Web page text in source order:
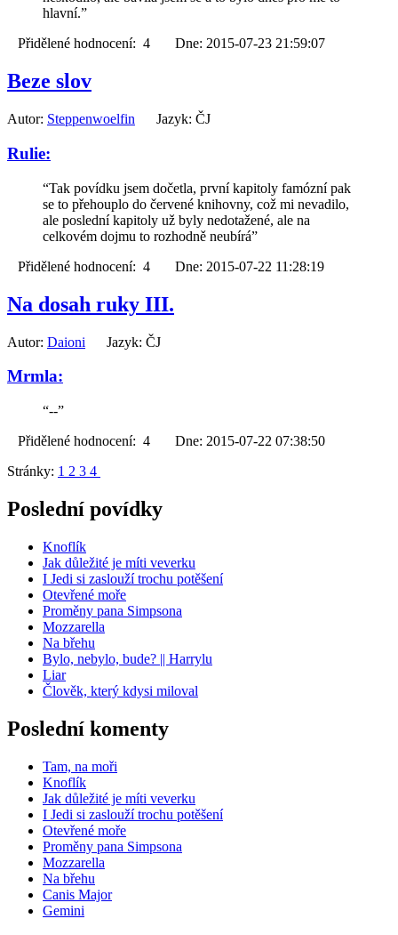
hlavní.”
Přidělené hodnocení: 4 Dne: 2015-07-23 21:59:07
Beze slov
Autor: Steppenwoelfin Jazyk: ČJ
Rulie:
“Tak povídku jsem dočetla, první kapitoly famózní pak
se to přehouplo do červené knihovny, což mi nevadilo,
ale poslední kapitoly už byly nedotažené, ale na
celkovém dojmu to rozhodně neubírá”
Přidělené hodnocení: 4 Dne: 2015-07-22 11:28:19
Na dosah ruky III.
Autor: Daioni Jazyk: ČJ
Mrmla:
“--”
Přidělené hodnocení: 4 Dne: 2015-07-22 07:38:50
Stránky: 1 2 3 4
Poslední povídky
Knoflík
Jak důležité je míti veverku
I Jedi si zaslouží trochu potěšení
Otevřené moře
Proměny pana Simpsona
Mozzarella
Na břehu
Bylo, nebylo, bude? || Harrylu
Liar
Člověk, který kdysi miloval
Poslední komenty
Tam, na moři
Knoflík
Jak důležité je míti veverku
I Jedi si zaslouží trochu potěšení
Otevřené moře
Proměny pana Simpsona
Mozzarella
Na břehu
Canis Major
Gemini